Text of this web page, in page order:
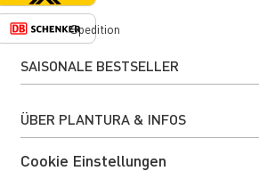
SAISONALE BESTSELLER
ÜBER PLANTURA & INFOS
Cookie Einstellungen
Spedition